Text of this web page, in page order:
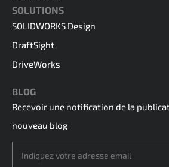
SOLUTIONS
SOLIDWORKS Design
DraftSight
DriveWorks
BLOG
Recevoir une notification de la
nouveau blog